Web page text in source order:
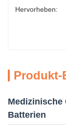
Hervorheben:
Produkt-
Medizinische
Batterien